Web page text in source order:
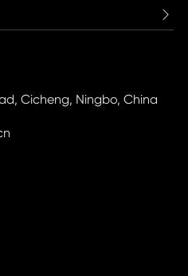

Cicheng, Ningbo, China